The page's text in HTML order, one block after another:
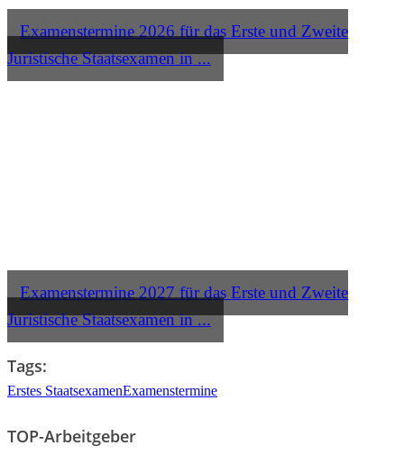
Examenstermine 2026 für das Erste und Zweite
Juristische Staatsexamen in ...
Examenstermine 2027 für das Erste und Zweite
Juristische Staatsexamen in ...
Tags:
Erstes StaatsexamenExamenstermine
TOP-Arbeitgeber